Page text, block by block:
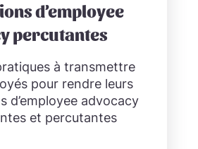
d’employee
percutantes
à transmettre
pour rendre leurs
d’employee advocacy
et percutantes